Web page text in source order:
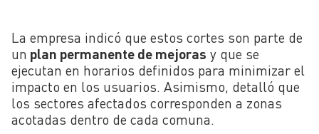
La empresa indicó que estos cortes son parte de
un plan permanente de mejoras y que se
ejecutan en horarios definidos para minimizar el
impacto en los usuarios. Asimismo, detalló que
los sectores afectados corresponden a zonas
acotadas dentro de cada comuna.